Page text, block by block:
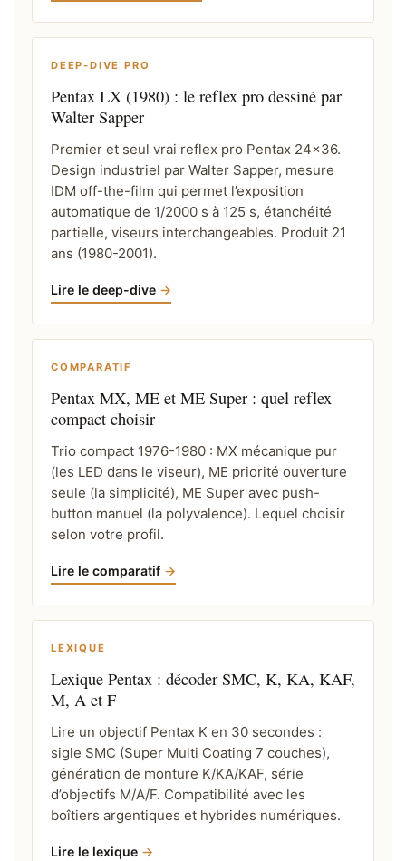
DEEP-DIVE PRO
Pentax LX (1980) : le reflex pro dessiné par
Walter Sapper
Premier et seul vrai reflex pro Pentax 24×36.
Design industriel par Walter Sapper, mesure
IDM off-the-film qui permet l’exposition
automatique de 1/2000 s à 125 s, étanchéité
partielle, viseurs interchangeables. Produit 21
ans (1980-2001).
Lire le deep-dive
COMPARATIF
Pentax MX, ME et ME Super : quel reflex
compact choisir
Trio compact 1976-1980 : MX mécanique pur
(les LED dans le viseur), ME priorité ouverture
seule (la simplicité), ME Super avec push-
button manuel (la polyvalence). Lequel choisir
selon votre profil.
Lire le comparatif
LEXIQUE
Lexique Pentax : décoder SMC, K, KA, KAF,
M, A et F
Lire un objectif Pentax K en 30 secondes :
sigle SMC (Super Multi Coating 7 couches),
génération de monture K/KA/KAF, série
d’objectifs M/A/F. Compatibilité avec les
boîtiers argentiques et hybrides numériques.
Lire le lexique